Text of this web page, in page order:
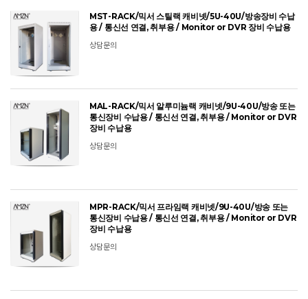
MST-RACK/믹서 스틸랙 캐비넷/5U-40U/방송장비 수납
용 / 통신선 연결, 취부용 / Monitor or DVR 장비 수납용
상담문의
MAL-RACK/믹서 알루미늄랙 캐비넷/9U-40U/방송 또는
통신장비 수납용 / 통신선 연결, 취부용 / Monitor or DVR
장비 수납용
상담문의
MPR-RACK/믹서 프라임랙 캐비넷/9U-40U/방송 또는
통신장비 수납용 / 통신선 연결, 취부용 / Monitor or DVR
장비 수납용
상담문의